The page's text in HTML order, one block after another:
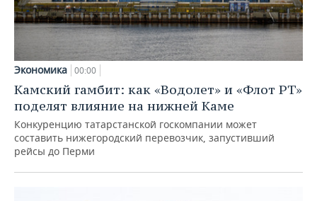
Экономика 00:00
Камский гамбит: как «Водолет» и «Флот РТ»
поделят влияние на нижней Каме
Конкуренцию татарстанской госкомпании может
составить нижегородский перевозчик, запустивший
рейсы до Перми